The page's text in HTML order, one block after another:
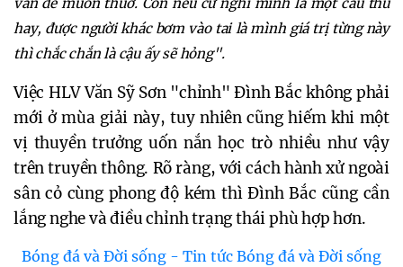
hay, được người khác bơm vào tai là mình giá trị từng này
thì chắc chắn là cậu ấy sẽ hỏng".
Việc HLV Văn Sỹ Sơn "chỉnh" Đình Bắc không phải
mới ở mùa giải này, tuy nhiên cũng hiếm khi một
vị thuyền trưởng uốn nắn học trò nhiều như vậy
trên truyền thông. Rõ ràng, với cách hành xử ngoài
sân cỏ cùng phong độ kém thì Đình Bắc cũng cần
lắng nghe và điều chỉnh trạng thái phù hợp hơn.
Bóng đá và Đời sống - Tin tức Bóng đá và Đời sống